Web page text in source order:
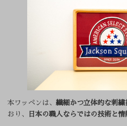
本ワッペンは、 繊細かつ立体的な刺繍
おり、
日本の職人ならではの技術と情